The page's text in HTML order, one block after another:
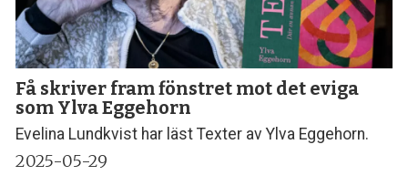
Få skriver fram fönstret mot det eviga
som Ylva Eggehorn
Evelina Lundkvist har läst Texter av Ylva Eggehorn.
2025-05-29